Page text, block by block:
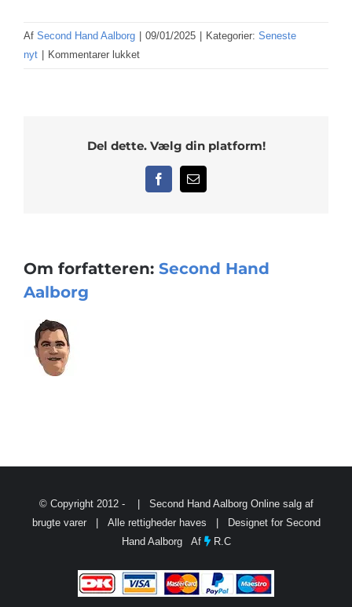
Af Second Hand Aalborg | 09/01/2025 | Kategorier: Seneste
nyt | Kommentarer lukkettil
seneste
produkter
som
Del dette. Vælg din platform!
Facebook
E-
mail
Om forfatteren: Second Hand
Aalborg
© Copyright 2012 - | Second Hand Aalborg Online salg af
brugte varer| Alle rettigheder haves | Designet for Second
Hand Aalborg Af
R.C